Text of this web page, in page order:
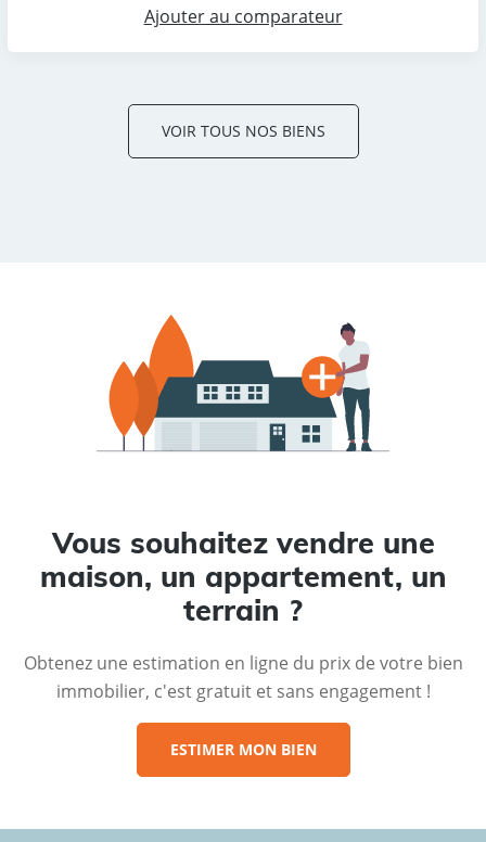
Ajouter au comparateur
VOIR TOUS NOS BIENS
Vous souhaitez vendre une
maison, un appartement, un
terrain ?
Obtenez une estimation en ligne du prix de votre bien
immobilier, c'est gratuit et sans engagement !
ESTIMER MON BIEN